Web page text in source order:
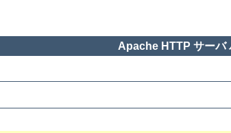
Apache HTTP サーバ